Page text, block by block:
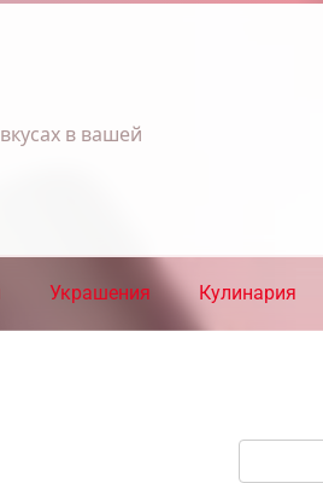
в вашей
Украшения Кулинария